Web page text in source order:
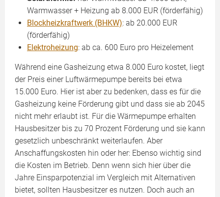
Warmwasser + Heizung ab 8.000 EUR (förderfähig)
Blockheizkraftwerk (BHKW): ab 20.000 EUR
(förderfähig)
Elektroheizung: ab ca. 600 Euro pro Heizelement
Während eine Gasheizung etwa 8.000 Euro kostet, liegt
der Preis einer Luftwärmepumpe bereits bei etwa
15.000 Euro. Hier ist aber zu bedenken, dass es für die
Gasheizung keine Förderung gibt und dass sie ab 2045
nicht mehr erlaubt ist. Für die Wärmepumpe erhalten
Hausbesitzer bis zu 70 Prozent Förderung und sie kann
gesetzlich unbeschränkt weiterlaufen. Aber
Anschaffungskosten hin oder her: Ebenso wichtig sind
die Kosten im Betrieb. Denn wenn sich hier über die
Jahre Einsparpotenzial im Vergleich mit Alternativen
bietet, sollten Hausbesitzer es nutzen. Doch auch an